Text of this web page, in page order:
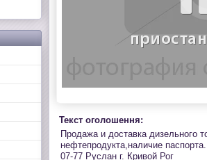
Текст оголошення:
Продажа и доставка дизельного
нефтепродукта,наличие
07-77 Руслан г. Кривой Рог